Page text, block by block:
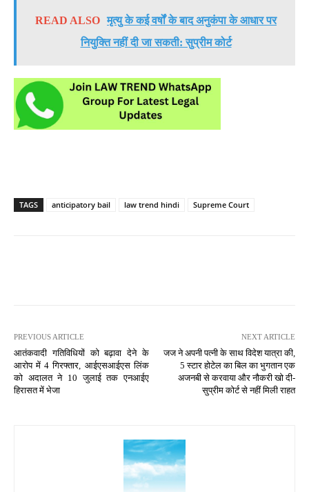
READ ALSO मृत्यु के कई वर्षों के बाद अनुकंपा के आधार पर
नियुक्ति नहीं दी जा सकती: सुप्रीम कोर्ट
TAGS anticipatory bail law trend hindi Supreme Court
PREVIOUS ARTICLE
आतंकवादी गतिविधियों को बढ़ावा देने के
आरोप में 4 गिरफ्तार, आईएसआईएस लिंक
को अदालत ने 10 जुलाई तक एनआईए
हिरासत में भेजा
NEXT ARTICLE
जज ने अपनी पत्नी के साथ विदेश यात्रा की,
5 स्टार होटेल का बिल का भुगतान एक
अजनबी से करवाया और नौकरी खो दी-
सुप्रीम कोर्ट से नहीं मिली राहत